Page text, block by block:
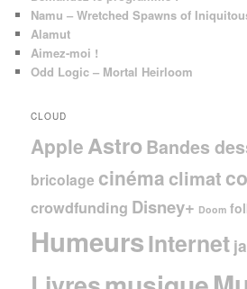
Namu – Wretched Spawns of
Alamut
Aimez-moi !
Odd Logic – Mortal Heirloom
CLOUD
Apple AstroBandes
bricolage cinéma climat
crowdfunding Disney+ Doom
HumeursInternet